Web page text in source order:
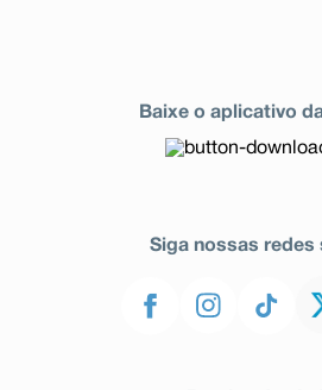
Baixe o aplicativo
Siga nossas redes